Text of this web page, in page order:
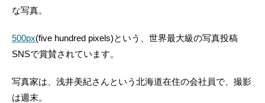
な写真。
500px(five hundred pixels)という、世界最大級の写真投稿
SNSで賞賛されています。
写真家は、浅井美紀さんという北海道在住の会社員で、撮影
は週末。